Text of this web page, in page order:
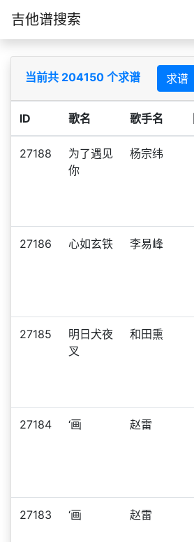
吉他谱搜索
当前共 204150 个求谱 求谱
ID 歌名 歌手名
27188
为了遇见
你
杨宗纬
27186 心如玄铁 李易峰
27185
明日犬夜
叉
和田熏
27184 ‘画 赵雷
27183 ‘画 赵雷